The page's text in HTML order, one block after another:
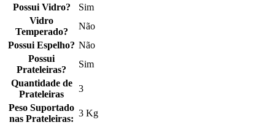
Possui Vidro?
Sim
Vidro
Temperado?
Não
Possui Espelho? Não
Possui
Prateleiras?
Sim
Quantidade de
Prateleiras
3
Peso Suportado
nas Prateleiras:
3 Kg